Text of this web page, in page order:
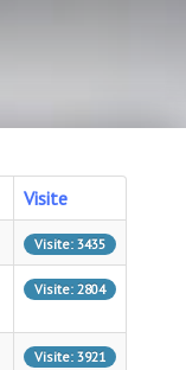
Visite
Visite: 3435
Visite: 2804
Visite: 3921